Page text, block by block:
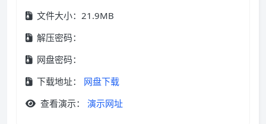
文件大小：21.9MB
解压密码：
网盘密码：
下载地址：
网盘下载
查看演示：
演示网址